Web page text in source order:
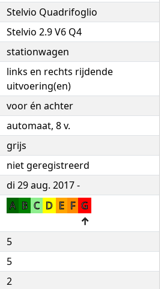
Stelvio Quadrifoglio
Stelvio 2.9 V6 Q4
stationwagen
links en rechts rijdende
uitvoering(en)
voor én achter
automaat, 8 v.
grijs
niet geregistreerd
di 29 aug. 2017 -
A B C D E F G
↑
5
5
2